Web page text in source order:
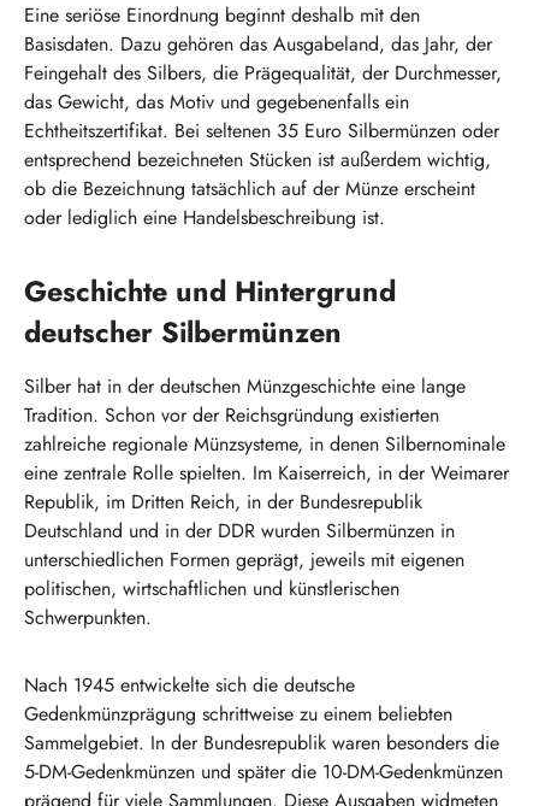
Eine seriöse Einordnung beginnt deshalb mit den
Basisdaten. Dazu gehören das Ausgabeland, das Jahr, der
Feingehalt des Silbers, die Prägequalität, der Durchmesser,
das Gewicht, das Motiv und gegebenenfalls ein
Echtheitszertifikat. Bei seltenen 35 Euro Silbermünzen oder
entsprechend bezeichneten Stücken ist außerdem wichtig,
ob die Bezeichnung tatsächlich auf der Münze erscheint
oder lediglich eine Handelsbeschreibung ist.
Geschichte und Hintergrund
deutscher Silbermünzen
Silber hat in der deutschen Münzgeschichte eine lange
Tradition. Schon vor der Reichsgründung existierten
zahlreiche regionale Münzsysteme, in denen Silbernominale
eine zentrale Rolle spielten. Im Kaiserreich, in der Weimarer
Republik, im Dritten Reich, in der Bundesrepublik
Deutschland und in der DDR wurden Silbermünzen in
unterschiedlichen Formen geprägt, jeweils mit eigenen
politischen, wirtschaftlichen und künstlerischen
Schwerpunkten.
Nach 1945 entwickelte sich die deutsche
Gedenkmünzprägung schrittweise zu einem beliebten
Sammelgebiet. In der Bundesrepublik waren besonders die
5-DM-Gedenkmünzen und später die 10-DM-Gedenkmünzen